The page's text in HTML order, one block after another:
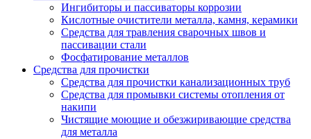
Ингибиторы и пассиваторы коррозии
Кислотные очистители металла, камня, керамики
Средства для травления сварочных швов и
пассивации стали
Фосфатирование металлов
Средства для прочистки
Средства для прочистки канализационных труб
Средства для промывки системы отопления от
накипи
Чистящие моющие и обезжиривающие средства
для металла